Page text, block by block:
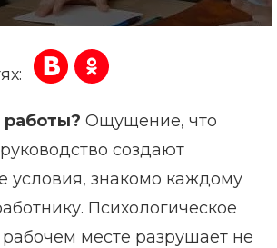
Ощущение, что
создают
условия, знакомо каждому
Психологическое
месте разрушает не